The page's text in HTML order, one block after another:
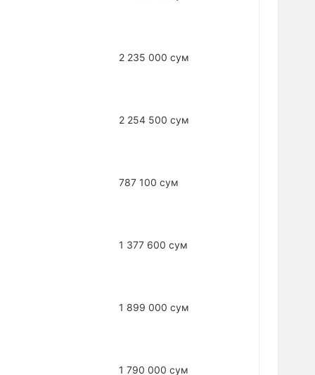
2 235 000 сум
2 254 500 сум
787 100 сум
1 377 600 сум
1 899 000 сум
1 790 000 сум